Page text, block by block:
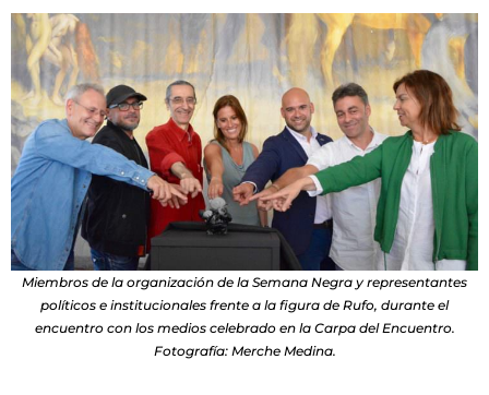
Miembros de la organización de la Semana Negra y representantes
políticos e institucionales frente a la figura de Rufo, durante el
encuentro con los medios celebrado en la Carpa del Encuentro.
Fotografía: Merche Medina.